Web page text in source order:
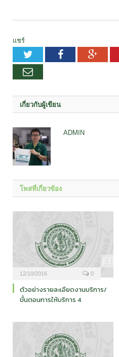
แชร์
TwitterFacebook
อีเมล
เกี่ยวกับผู้เขียน
ADMIN
โพสที่เกี่ยวข้อง
12/10/2016 0
ตัวอย่างรายละเอียดงานบริการ/
ขั้นตอนการให้บริการ 4